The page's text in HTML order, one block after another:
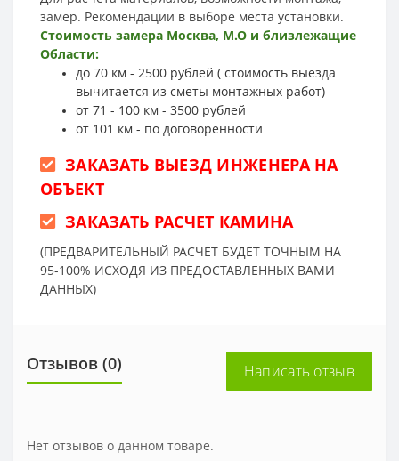
замер. Рекомендации в выборе места установки.
Стоимость замера Москва, М.О и близлежащие
Области:
до 70 км - 2500 рублей ( стоимость выезда
вычитается из сметы монтажных работ)
от 71 - 100 км - 3500 рублей
от 101 км - по договоренности
ЗАКАЗАТЬ ВЫЕЗД ИНЖЕНЕРА НА
ОБЪЕКТ
ЗАКАЗАТЬ РАСЧЕТ КАМИНА
(ПРЕДВАРИТЕЛЬНЫЙ РАСЧЕТ БУДЕТ ТОЧНЫМ НА
95-100% ИСХОДЯ ИЗ ПРЕДОСТАВЛЕННЫХ ВАМИ
ДАННЫХ)
Отзывов (0) Написать отзыв
Нет отзывов о данном товаре.